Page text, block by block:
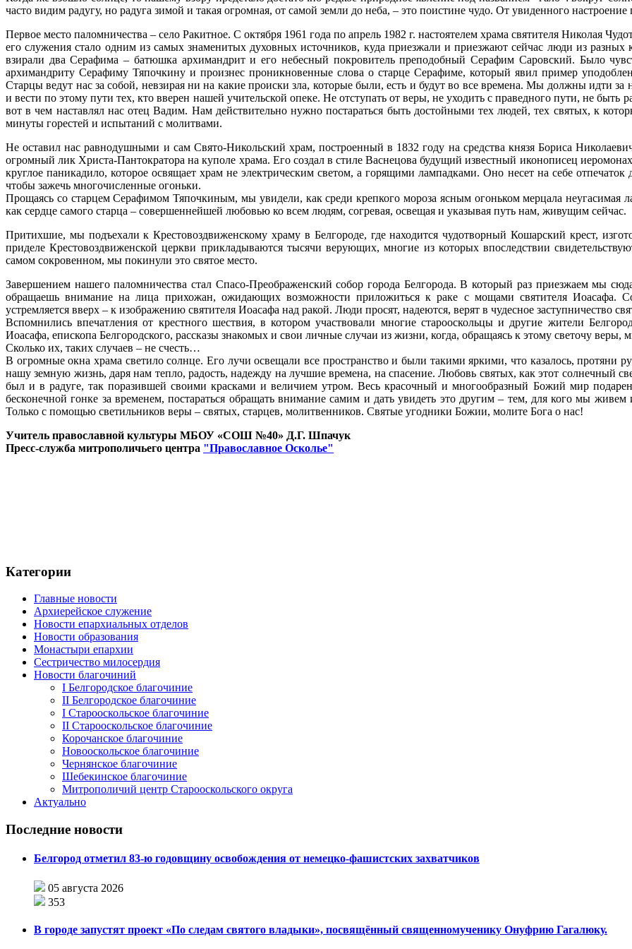
часто видим радугу, но радуга зимой и такая огромная, от самой земли до неба, – это поистине чудо. От увиденного
Первое место паломничества – село Ракитное. С октября 1961 года по апрель 1982 г. настоятелем храма святителя Николая
его служения стало одним из самых знаменитых духовных источников, куда приезжали и приезжают сейчас люди из
взирали два Серафима – батюшка архимандрит и его небесный покровитель преподобный Серафим Саровский. Было
архимандриту Серафиму Тяпочкину и произнес проникновенные слова о старце Серафиме, который явил пример
Старцы ведут нас за собой, невзирая ни на какие происки зла, которые были, есть и будут во все времена. Мы должны идти
и вести по этому пути тех, кто вверен нашей учительской опеке. Не отступать от веры, не уходить с праведного пути, не
вот в чем наставлял нас отец Вадим. Нам действительно нужно постараться быть достойными тех людей, тех святых, к
минуты горестей и испытаний с молитвами.
Не оставил нас равнодушными и сам Свято-Никольский храм, построенный в 1832 году на средства князя Бориса
огромный лик Христа-Пантократора на куполе храма. Его создал в стиле Васнецова будущий известный иконописец
круглое паникадило, которое освящает храм не электрическим светом, а горящими лампадками. Оно несет на себе
чтобы зажечь многочисленные огоньки.
Прощаясь со старцем Серафимом Тяпочкиным, мы увидели, как среди крепкого мороза ясным огоньком мерцала неугасимая
как сердце самого старца – совершеннейшей любовью ко всем людям, согревая, освещая и указывая путь нам, живущим сейчас.
Притихшие, мы подъехали к Крестовоздвиженскому храму в Белгороде, где находится чудотворный Кошарский крест,
приделе Крестовоздвиженской церкви прикладываются тысячи верующих, многие из которых впоследствии
самом сокровенном, мы покинули это святое место.
Завершением нашего паломничества стал Спасо-Преображенский собор города Белгорода. В который раз приезжаем мы
обращаешь внимание на лица прихожан, ожидающих возможности приложиться к раке с мощами святителя Иоасафа.
устремляется вверх – к изображению святителя Иоасафа над ракой. Люди просят, надеются, верят в чудесное заступничество
Вспомнились впечатления от крестного шествия, в котором участвовали многие старооскольцы и другие жители
Иоасафа, епископа Белгородского, рассказы знакомых и свои личные случаи из жизни, когда, обращаясь к этому светочу
Сколько их, таких случаев – не счесть…
В огромные окна храма светило солнце. Его лучи освещали все пространство и были такими яркими, что казалось,
нашу земную жизнь, даря нам тепло, радость, надежду на лучшие времена, на спасение. Любовь святых, как этот солнечный
был и в радуге, так поразившей своими красками и величием утром. Весь красочный и многообразный Божий мир
бесконечной гонке за временем, постараться обращать внимание самим и дать увидеть это другим – тем, для кого мы
Только с помощью светильников веры – святых, старцев, молитвенников. Святые угодники Божии, молите Бога о нас!
Учитель православной культуры МБОУ «СОШ №40» Д.Г. Шпачук
Пресс-служба митрополичьего центра "Православное Осколье"
Категории
Главные новости
Архиерейское служение
Новости епархиальных отделов
Новости образования
Монастыри епархии
Сестричество милосердия
Новости благочиний
I Белгородское благочиние
II Белгородское благочиние
I Старооскольское благочиние
II Старооскольское благочиние
Корочанское благочиние
Новооскольское благочиние
Чернянское благочиние
Шебекинское благочиние
Митрополичий центр Старооскольского округа
Актуально
Последние новости
Белгород отметил 83-ю годовщину освобождения от немецко-фашистских захватчиков
05 августа 2026
353
В городе запустят проект «По следам святого владыки», посвящённый священномученику Онуфрию Гагалюку.